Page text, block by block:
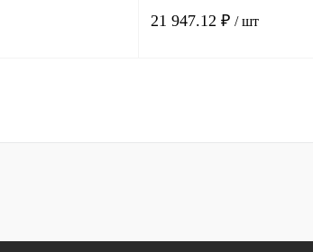
Сравнение
21 947.12 ₽ / шт
Купить в 1 клик